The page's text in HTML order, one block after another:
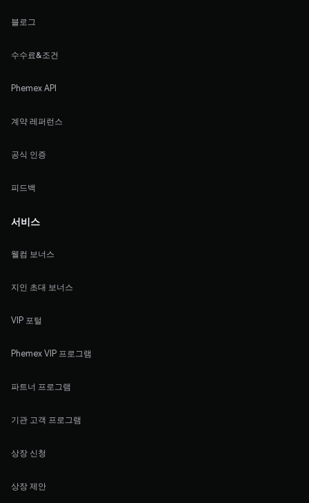
블로그
수수료&조건
Phemex API
계약 레퍼런스
공식 인증
피드백
서비스
웰컴 보너스
지인 초대 보너스
VIP 포털
Phemex VIP 프로그램
파트너 프로그램
기관 고객 프로그램
상장 신청
상장 제안